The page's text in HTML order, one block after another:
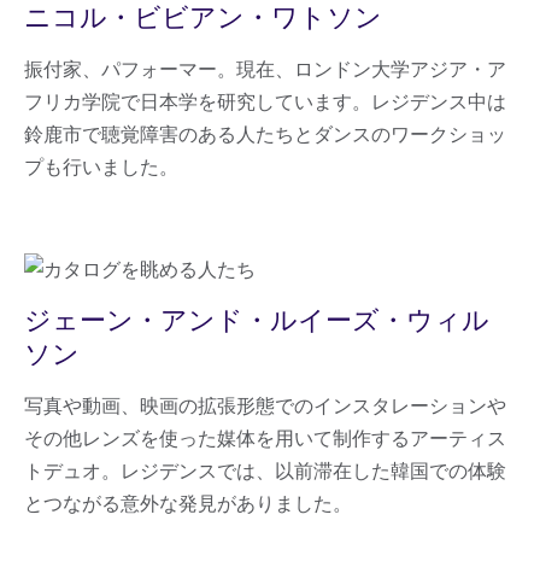
ニコル・ビビアン・ワトソン
振付家、パフォーマー。現在、ロンドン大学アジア・ア
フリカ学院で日本学を研究しています。レジデンス中は
鈴鹿市で聴覚障害のある人たちとダンスのワークショッ
プも行いました。
ジェーン・アンド・ルイーズ・ウィル
ソン
写真や動画、映画の拡張形態でのインスタレーションや
その他レンズを使った媒体を用いて制作するアーティス
トデュオ。レジデンスでは、以前滞在した韓国での体験
とつながる意外な発見がありました。